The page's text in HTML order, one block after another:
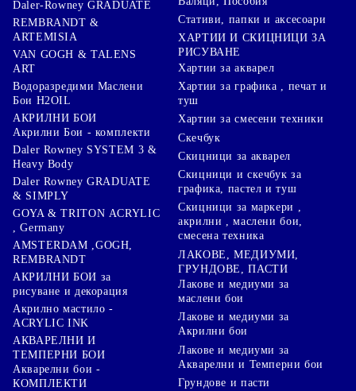
Daler-Rowney GRADUATE
REMBRANDT &
ARTEMISIA
VAN GOGH & TALENS
ART
Водоразредими Маслени
Бои H2OIL
АКРИЛНИ БОИ
Акрилни Бои - комплекти
Daler Rowney SYSTEM 3 &
Heavy Body
Daler Rowney GRADUATE
& SIMPLY
GOYA & TRITON АCRYLIC
, Germany
AMSTERDAM ,GOGH,
REMBRANDT
АКРИЛНИ БОИ за
рисуване и декорация
Акрилно мастило -
ACRYLIC INK
АКВАРЕЛНИ И
ТЕМПЕРНИ БОИ
Акварелни бои -
КОМПЛЕКТИ
Стативи, папки и аксесоари
ХАРТИИ И СКИЦНИЦИ ЗА
РИСУВАНЕ
Хартии за акварел
Хартии за графика , печат и
туш
Хартии за смесени техники
Скечбук
Скицници за акварел
Скицници и скечбук за
графика, пастел и туш
Скицници за маркери ,
акрилни , маслени бои,
смесена техника
ЛАКОВЕ, МЕДИУМИ,
ГРУНДОВЕ, ПАСТИ
Лакове и медиуми за
маслени бои
Лакове и медиуми за
Акрилни бои
Лакове и медиуми за
Акварелни и Темперни бои
Грундове и пасти